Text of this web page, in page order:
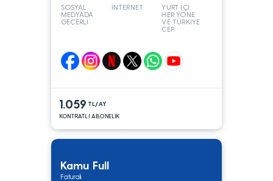
SOSYAL
MEDYADA
GEÇERLİ
İNTERNET
YURT İÇİ
HER YÖNE
VE TÜRKİYE
CEP
1.059 TL/AY
KONTRATLI ABONELİK
Kamu Full
Faturalı